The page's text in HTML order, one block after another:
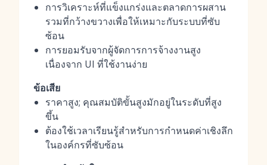
การวิเคราะห์ที่แข็งแกร่งและตลาดการผสาน
รวมที่กว้างขวางเพื่อให้เหมาะกับระบบที่ซับ
ซ้อน
การยอมรับจากผู้จัดการการจ้างงานสูง
เนื่องจาก UI ที่ใช้งานง่าย
ข้อเสีย
ราคาสูง; คุณสมบัติขั้นสูงมักอยู่ในระดับที่สูง
ขึ้น
ต้องใช้เวลาเรียนรู้สำหรับการกำหนดค่าเชิงลึก
ในองค์กรที่ซับซ้อน